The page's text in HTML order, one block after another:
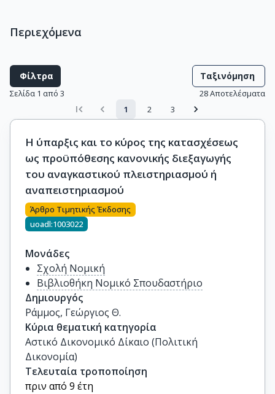
Περιεχόμενα
Φίλτρα Ταξινόμηση
Σελίδα 1 από 3 28Αποτελέσματα
1
2 3
Η ύπαρξις και το κύρος της κατασχέσεως
ως προϋπόθεσης κανονικής διεξαγωγής
του αναγκαστικού πλειστηριασμού ή
αναπειστηριασμού
Άρθρο Τιμητικής Έκδοσης
uoadl:1003022
Μονάδες
Σχολή Νομική
Βιβλιοθήκη Νομικό Σπουδαστήριο
Δημιουργός
Ράμμος, Γεώργιος Θ.
Κύρια θεματική κατηγορία
Αστικό Δικονομικό Δίκαιο (Πολιτική
Δικονομία)
Τελευταία τροποποίηση
πριν από 9 έτη